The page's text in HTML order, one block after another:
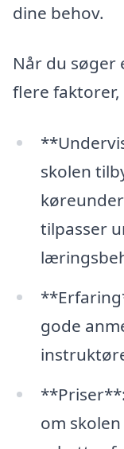
dine behov.
Når du søger
flere faktorer,
skolen
tilpasser
gode
om